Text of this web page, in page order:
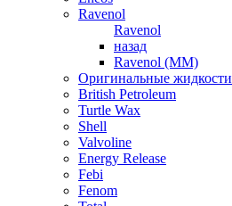
Ravenol
Ravenol
назад
Ravenol (ММ)
Оригинальные жидкости
British Petroleum
Turtle Wax
Shell
Valvoline
Energy Release
Febi
Fenom